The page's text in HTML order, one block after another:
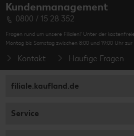
Kundenmanagement
0800 / 15 28 352
Fragen rund um unsere Filialen? Unter der
Montag bis Samstag zwischen 8:00 und 19:00 Uhr
Kontakt Häufige Fragen
filiale.kaufland.de
Service